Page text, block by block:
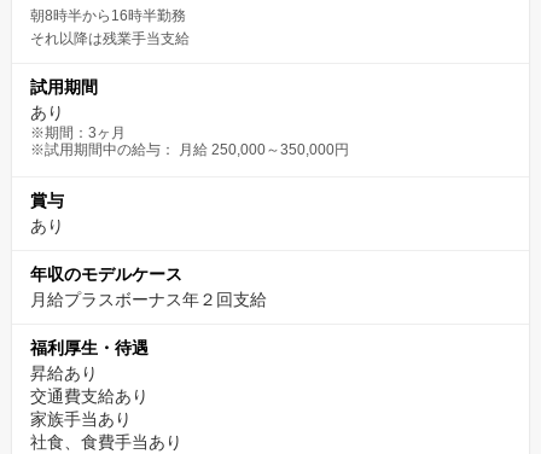
朝8時半から16時半勤務
それ以降は残業手当支給
試用期間
あり
※期間：3ヶ月
※試用期間中の給与： 月給 250,000～350,000円
賞与
あり
年収のモデルケース
月給プラスボーナス年２回支給
福利厚生・待遇
昇給あり
交通費支給あり
家族手当あり
社食、食費手当あり